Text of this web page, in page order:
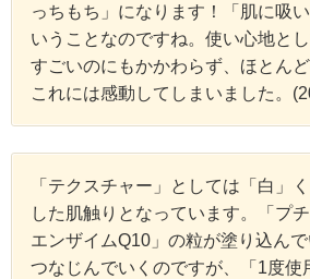
っちもち」になります！「肌に吸
いうことなのですね。使い心地と
すごいのにもかかわらず、ほとんど
これには感動してしまいました。
「テクスチャー」としては「白」
した肌触りとなっています。「プ
エンザイムQ10」の粒が塗り込ん
つなじんでいくのですが、「1度使